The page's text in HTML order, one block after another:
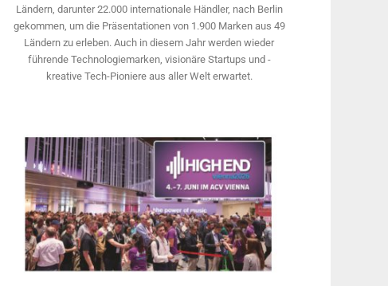
Ländern, ­darunter 22.000 internationale Händler, nach Berlin
gekommen, um die Präsen­tationen von 1.900 Marken aus 49
Ländern zu erleben. Auch in diesem Jahr werden wieder
führende Technologiemarken, visionäre Startups und ­
kreative Tech-Pioniere aus aller Welt erwartet.